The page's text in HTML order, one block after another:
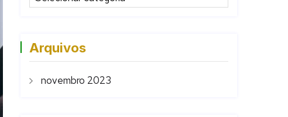
Arquivos
novembro 2023